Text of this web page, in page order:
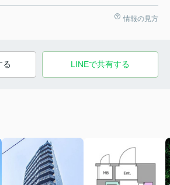
情報の見方
る LINEで共有する